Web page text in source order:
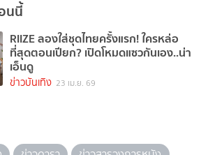
นนี้
RIIZE ลองใส่ชุดไทยครั้งแรก! ใครหล่อ
ที่สุดตอนเปียก? เปิดโหมดแซวกันเอง..น่า
เอ็นดู
ข่าวบันเทิง 23 เม.ย. 69